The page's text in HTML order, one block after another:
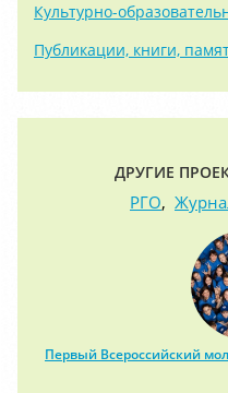
Культурно-
Публикации, книги,
ДРУГИЕ
РГО,
Первый Всероссийский